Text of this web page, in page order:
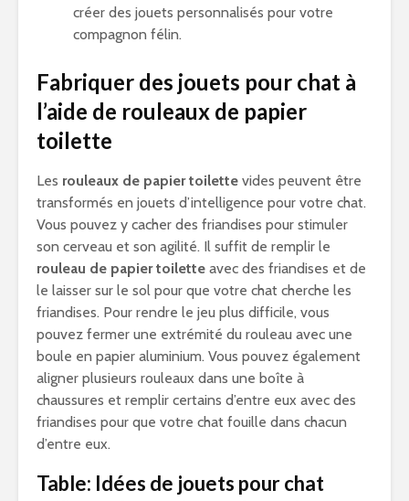
créer des jouets personnalisés pour votre
compagnon félin.
Fabriquer des jouets pour chat à
l’aide de rouleaux de papier
toilette
Les rouleaux de papier toilette vides peuvent être
transformés en jouets d’intelligence pour votre chat.
Vous pouvez y cacher des friandises pour stimuler
son cerveau et son agilité. Il suffit de remplir le
rouleau de papier toilette avec des friandises et de
le laisser sur le sol pour que votre chat cherche les
friandises. Pour rendre le jeu plus difficile, vous
pouvez fermer une extrémité du rouleau avec une
boule en papier aluminium. Vous pouvez également
aligner plusieurs rouleaux dans une boîte à
chaussures et remplir certains d’entre eux avec des
friandises pour que votre chat fouille dans chacun
d’entre eux.
Table: Idées de jouets pour chat